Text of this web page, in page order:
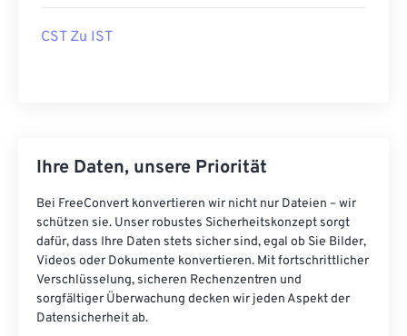
CST Zu IST
Ihre Daten, unsere Priorität
Bei FreeConvert konvertieren wir nicht nur Dateien – wir
schützen sie. Unser robustes Sicherheitskonzept sorgt
dafür, dass Ihre Daten stets sicher sind, egal ob Sie Bilder,
Videos oder Dokumente konvertieren. Mit fortschrittlicher
Verschlüsselung, sicheren Rechenzentren und
sorgfältiger Überwachung decken wir jeden Aspekt der
Datensicherheit ab.